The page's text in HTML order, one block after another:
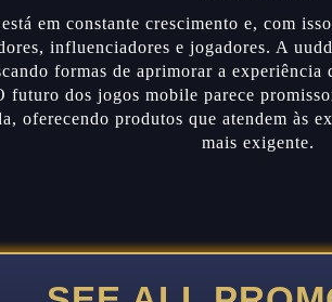
em constante crescimento e, com
influenciadores e jogadores. A
formas de aprimorar a
futuro dos jogos mobile parece
oferecendo produtos que atendem às
mais exigente.